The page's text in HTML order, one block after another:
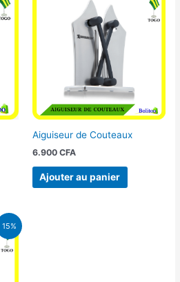
Aiguiseur de Couteaux
6.900 CFA
Ajouter au panier
15%